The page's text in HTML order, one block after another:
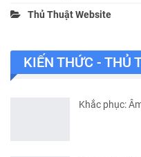
Thủ Thuật Website
KIẾN THỨC - THỦ
Khắc phục: